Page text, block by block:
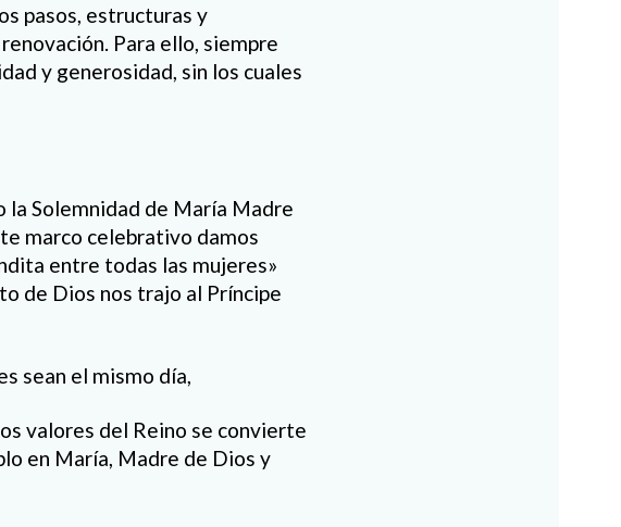
pasos, estructuras y
Para ello, siempre
y generosidad, sin los cuales
la Solemnidad de María Madre
marco celebrativo damos
entre todas las mujeres»
de Dios nos trajo al Príncipe
sean el mismo día,
valores del Reino se convierte
en María, Madre de Dios y